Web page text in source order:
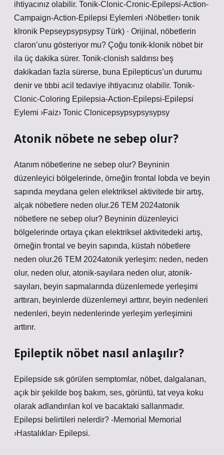
ihtiyacınız olabilir. Tonik-Clonic-Cronic-Epilepsi-Action-
Campaign-Action-Epilepsi Eylemleri ›Nöbetler› tonik
klronik Pepseypsypsypsy Türk) · Orijinal, nöbetlerin
claron’unu gösteriyor mu? Çoğu tonik-klonik nöbet bir
ila üç dakika sürer. Tonik-clonish saldırısı beş
dakikadan fazla sürerse, buna Epilepticus’un durumu
denir ve tıbbi acil tedaviye ihtiyacınız olabilir. Tonik-
Clonic-Coloring Epilepsia-Action-Epilepsi-Epilepsi
Eylemi ›Faiz› Tonic Clonicepsypsypsysypsy
Atonik nöbete ne sebep olur?
Atanım nöbetlerine ne sebep olur? Beyninin
düzenleyici bölgelerinde, örneğin frontal lobda ve beyin
sapında meydana gelen elektriksel aktivitede bir artış,
alçak nöbetlere neden olur.26 TEM 2024atonik
nöbetlere ne sebep olur? Beyninin düzenleyici
bölgelerinde ortaya çıkan elektriksel aktivitedeki artış,
örneğin frontal ve beyin sapında, küstah nöbetlere
neden olur.26 TEM 2024atonik yerleşim: neden, neden
olur, neden olur, atonik-sayılara neden olur, atonik-
sayıları, beyin sapmalarında düzenlemede yerleşimi
arttıran, beyinlerde düzenlemeyi arttırır, beyin nedenleri
nedenleri, beyin nedenlerinde yerleşim yerleşimini
arttırır.
Epileptik nöbet nasıl anlaşılır?
Epilepside sık görülen semptomlar, nöbet, dalgalanan,
açık bir şekilde boş bakım, ses, görüntü, tat veya koku
olarak adlandırılan kol ve bacaktaki sallanmadır.
Epilepsi belirtileri nelerdir? -Memorial Memorial
›Hastalıklar› Epilepsi.